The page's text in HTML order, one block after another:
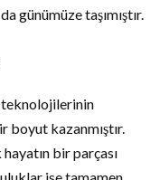
günümüze taşımıştır.
teknolojilerinin
boyut kazanmıştır.
bir parçası